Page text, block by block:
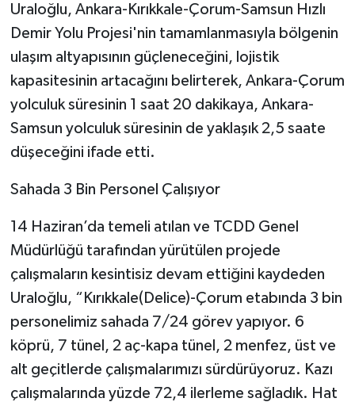
Uraloğlu, Ankara-Kırıkkale-Çorum-Samsun Hızlı
Demir Yolu Projesi'nin tamamlanmasıyla bölgenin
ulaşım altyapısının güçleneceğini, lojistik
kapasitesinin artacağını belirterek, Ankara-Çorum
yolculuk süresinin 1 saat 20 dakikaya, Ankara-
Samsun yolculuk süresinin de yaklaşık 2,5 saate
düşeceğini ifade etti.
Sahada 3 Bin Personel Çalışıyor
14 Haziran’da temeli atılan ve TCDD Genel
Müdürlüğü tarafından yürütülen projede
çalışmaların kesintisiz devam ettiğini kaydeden
Uraloğlu, “Kırıkkale(Delice)-Çorum etabında 3 bin
personelimiz sahada 7/24 görev yapıyor. 6
köprü, 7 tünel, 2 aç-kapa tünel, 2 menfez, üst ve
alt geçitlerde çalışmalarımızı sürdürüyoruz. Kazı
çalışmalarında yüzde 72,4 ilerleme sağladık. Hat